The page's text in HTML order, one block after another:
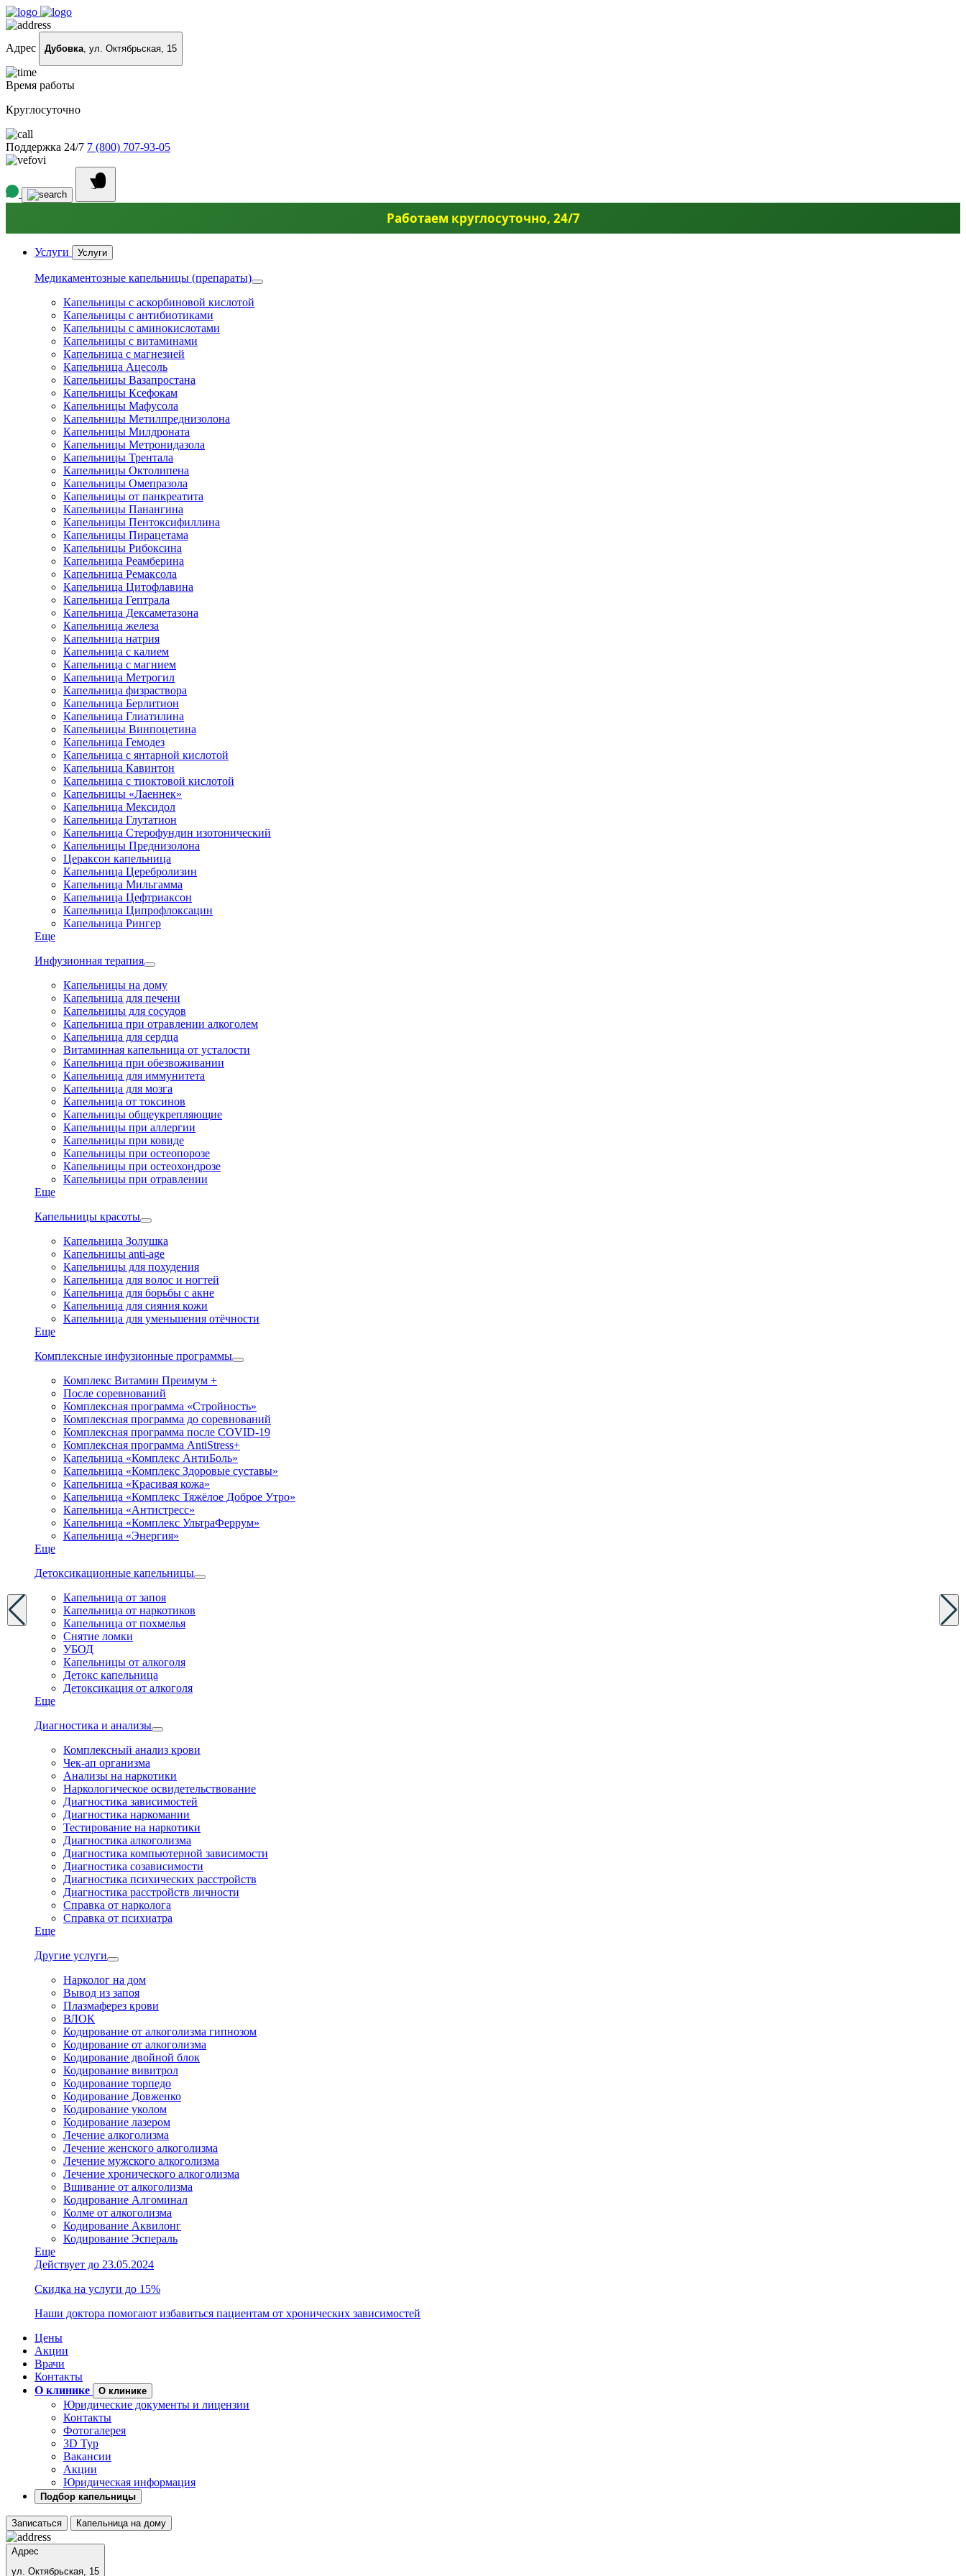
Адрес Дубовка, ул. Октябрьская, 15
Время работы
Круглосуточно
Поддержка 24/7 7 (800) 707-93-05
Работаем круглосуточно, 24/7
Услуги Услуги
Медикаментозные капельницы (препараты)
Капельницы с аскорбиновой кислотой
Капельницы с антибиотиками
Капельницы с аминокислотами
Капельницы с витаминами
Капельница с магнезией
Капельница Ацесоль
Капельницы Вазапростана
Капельницы Ксефокам
Капельницы Мафусола
Капельницы Метилпреднизолона
Капельницы Милдроната
Капельницы Метронидазола
Капельницы Трентала
Капельницы Октолипена
Капельницы Омепразола
Капельницы от панкреатита
Капельницы Панангина
Капельницы Пентоксифиллина
Капельницы Пирацетама
Капельницы Рибоксина
Капельница Реамберина
Капельница Ремаксола
Капельница Цитофлавина
Капельница Гептрала
Капельница Дексаметазона
Капельница железа
Капельница натрия
Капельница с калием
Капельница с магнием
Капельница Метрогил
Капельница физраствора
Капельница Берлитион
Капельница Глиатилина
Капельницы Винпоцетина
Капельница Гемодез
Капельница с янтарной кислотой
Капельница Кавинтон
Капельница с тиоктовой кислотой
Капельницы «Лаеннек»
Капельница Мексидол
Капельница Глутатион
Капельница Стерофундин изотонический
Капельницы Преднизолона
Цераксон капельница
Капельница Церебролизин
Капельница Мильгамма
Капельница Цефтриаксон
Капельница Ципрофлоксацин
Капельница Рингер
Еще
Инфузионная терапия
Капельницы на дому
Капельница для печени
Капельницы для сосудов
Капельница при отравлении алкоголем
Капельница для сердца
Витаминная капельница от усталости
Капельница при обезвоживании
Капельница для иммунитета
Капельница для мозга
Капельница от токсинов
Капельницы общеукрепляющие
Капельницы при аллергии
Капельницы при ковиде
Капельницы при остеопорозе
Капельницы при остеохондрозе
Капельницы при отравлении
Еще
Капельницы красоты
Капельница Золушка
Капельницы anti-age
Капельницы для похудения
Капельница для волос и ногтей
Капельница для борьбы с акне
Капельница для сияния кожи
Капельница для уменьшения отёчности
Еще
Комплексные инфузионные программы
Комплекс Витамин Преимум +
После соревнований
Комплексная программа «Стройность»
Комплексная программа до соревнований
Комплексная программа после COVID-19
Комплексная программа AntiStress+
Капельница «Комплекс АнтиБоль»
Капельница «Комплекс Здоровые суставы»
Капельница «Красивая кожа»
Капельница «Комплекс Тяжёлое Доброе Утро»
Капельница «Антистресс»
Капельница «Комплекс УльтраФеррум»
Капельница «Энергия»
Еще
Детоксикационные капельницы
Капельница от запоя
Капельница от наркотиков
Капельница от похмелья
Снятие ломки
УБОД
Капельницы от алкоголя
Детокс капельница
Детоксикация от алкоголя
Еще
Диагностика и анализы
Комплексный анализ крови
Чек-ап организма
Анализы на наркотики
Наркологическое освидетельствование
Диагностика зависимостей
Диагностика наркомании
Тестирование на наркотики
Диагностика алкоголизма
Диагностика компьютерной зависимости
Диагностика созависимости
Диагностика психических расстройств
Диагностика расстройств личности
Справка от нарколога
Справка от психиатра
Еще
Другие услуги
Нарколог на дом
Вывод из запоя
Плазмаферез крови
ВЛОК
Кодирование от алкоголизма гипнозом
Кодирование от алкоголизма
Кодирование двойной блок
Кодирование вивитрол
Кодирование торпедо
Кодирование Довженко
Кодирование уколом
Кодирование лазером
Лечение алкоголизма
Лечение женского алкоголизма
Лечение мужского алкоголизма
Лечение хронического алкоголизма
Вшивание от алкоголизма
Кодирование Алгоминал
Колме от алкоголизма
Кодирование Аквилонг
Кодирование Эспераль
Еще
Действует до 23.05.2024
Скидка на услуги до 15%
Наши доктора помогают избавиться пациентам от хронических зависимостей
Цены
Акции
Врачи
Контакты
О клинике
О клинике
Юридические документы и лицензии
Контакты
Фотогалерея
3D Тур
Вакансии
Акции
Юридическая информация
Подбор капельницы
Записаться Капельница на дому
Адрес
ул. Октябрьская, 15